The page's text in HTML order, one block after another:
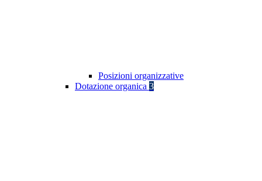
Posizioni organizzative
Dotazione organica 3